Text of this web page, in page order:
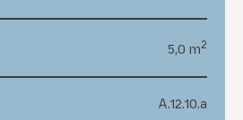
5,0 m2
A.12.10.a